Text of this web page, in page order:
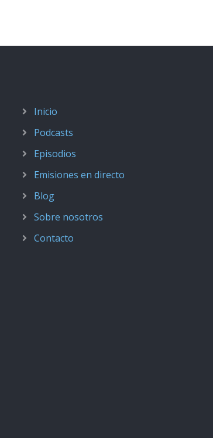
Inicio
Podcasts
Episodios
Emisiones en directo
Blog
Sobre nosotros
Contacto